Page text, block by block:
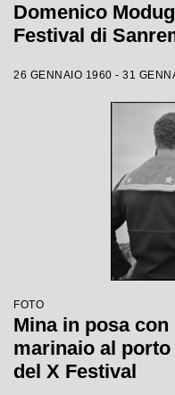
Domenico
Festival di
26 GENNAIO 1960 - 31
FOTO
Mina in posa
marinaio al
del X Festival